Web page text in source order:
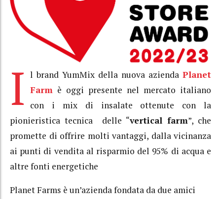
I l brand YumMix della nuova azienda Planet
Farm è oggi presente nel mercato italiano
con i mix di insalate ottenute con la
pionieristica tecnica delle “vertical farm”, che
promette di offrire molti vantaggi, dalla vicinanza
ai punti di vendita al risparmio del 95% di acqua e
altre fonti energetiche
Planet Farms è un’azienda fondata da due amici